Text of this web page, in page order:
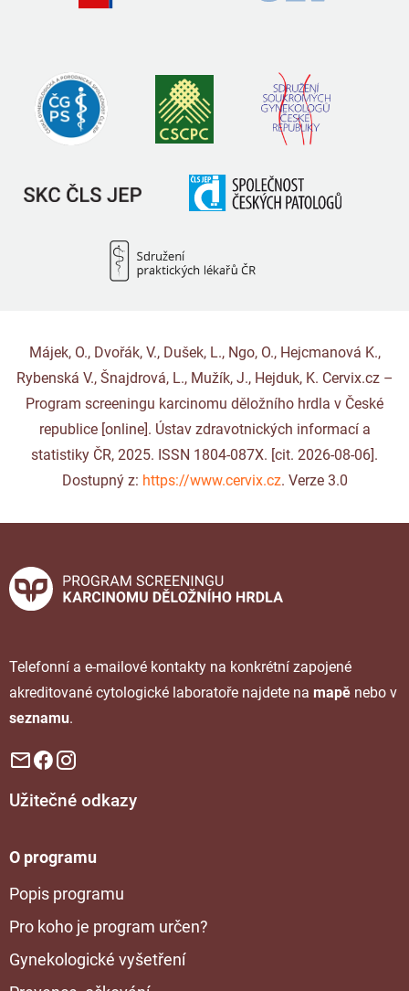
Májek, O., Dvořák, V., Dušek, L., Ngo, O., Hejcmanová K.,
Rybenská V., Šnajdrová, L., Mužík, J., Hejduk, K. Cervix.cz –
Program screeningu karcinomu děložního hrdla v České
republice [online]. Ústav zdravotnických informací a
statistiky ČR, 2025. ISSN 1804-087X. [cit. 2026-08-06].
Dostupný z: https://www.cervix.cz. Verze 3.0
Telefonní a e-mailové kontakty na konkrétní zapojené
akreditované cytologické laboratoře najdete na mapě nebo v
seznamu.
Užitečné odkazy
O programu
Popis programu
Pro koho je program určen?
Gynekologické vyšetření